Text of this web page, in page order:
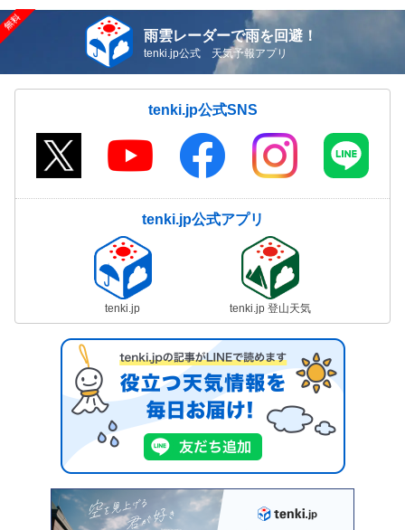
雨雲レーダーで雨を回避！
tenki.jp公式 天気予報アプリ
tenki.jp公式SNS
tenki.jp公式アプリ
tenki.jp tenki.jp 登山天気